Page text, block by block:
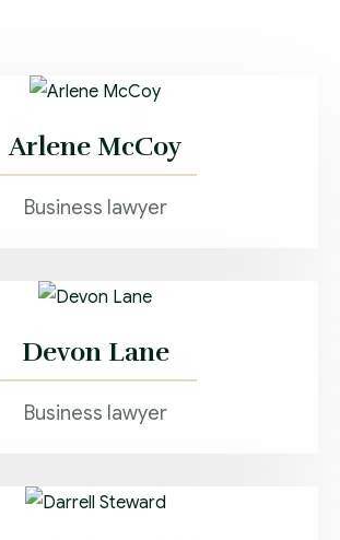
Arlene McCoy
Business lawyer
Devon Lane
Business lawyer